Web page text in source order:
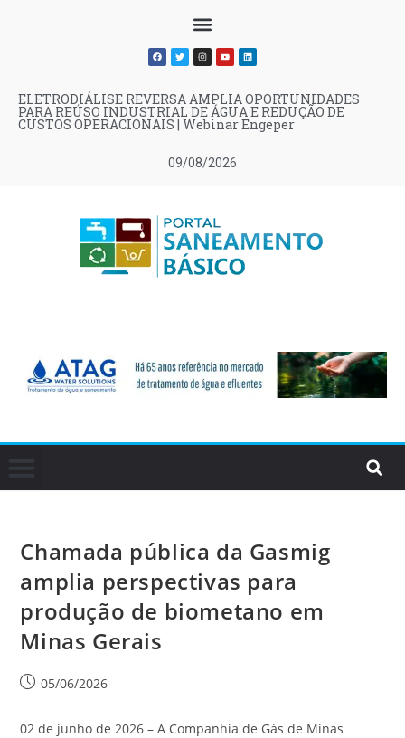
09/08/2026
ELETRODIÁLISE REVERSA AMPLIA OPORTUNIDADES
PARA REÚSO INDUSTRIAL DE ÁGUA E REDUÇÃO DE
CUSTOS OPERACIONAIS | Webinar Engeper
Chamada pública da Gasmig
amplia perspectivas para
produção de biometano em
Minas Gerais
05/06/2026
02 de junho de 2026 – A Companhia de Gás de Minas